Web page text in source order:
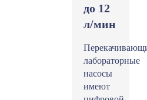
до 12
л/мин
лабораторные
насосы
имеют